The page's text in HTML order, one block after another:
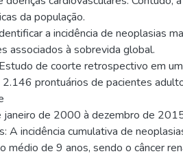
da população.
a incidência de neoplasias
associados à sobrevida global.
de coorte retrospectivo em
2.146 prontuários de pacientes
janeiro de 2000 à dezembro de
A incidência cumulativa de
médio de 9 anos, sendo o câncer